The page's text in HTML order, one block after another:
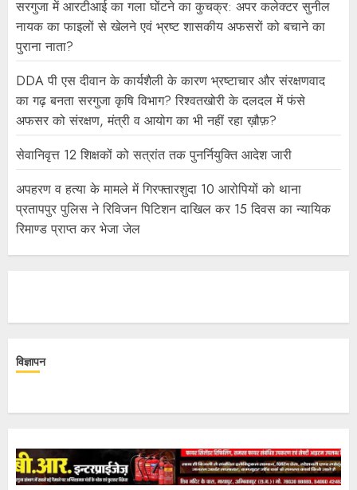
सरगुजा में आरटीआई का गला घोंटने का कुचक्र: अपर कलेक्टर सुनील
नायक का फाइलों से खेलने एवं भ्रष्ट शासकीय अफसरों को बचाने का
पुराना नाता?
DDA पी एस दीवान के कार्यशैली के कारण भ्रष्टाचार और संरक्षणवाद
का गढ़ बनता सरगुजा कृषि विभाग? रिश्वतखोरी के दलदल में फंसे
अफसर को संरक्षण, मंत्री व आयोग का भी नहीं रहा ख़ौफ़?
सेवानिवृत्त 12 शिक्षकों को सत्रांत तक पुनर्नियुक्ति आदेश जारी
अपहरण व हत्या के मामले में गिरफ्तारशुदा 10 आरोपियों को थाना
प्रतापपुर पुलिस ने रिविजन पिटिशन दाखिल कर 15 दिवस का न्यायिक
रिमाण्ड प्राप्त कर भेजा जेल
विज्ञापन